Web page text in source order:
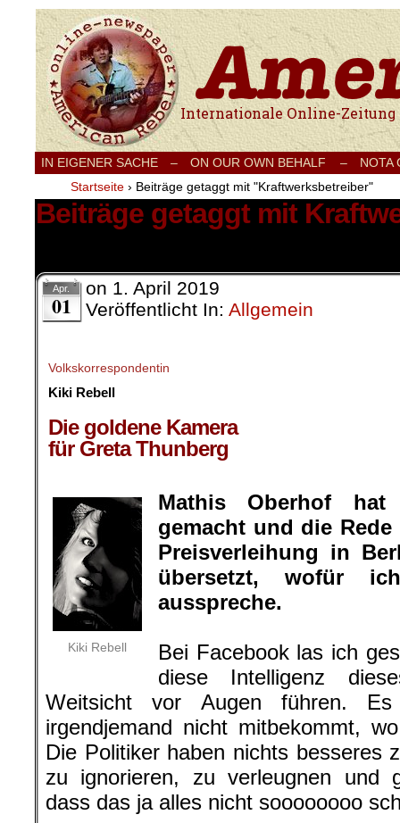
Internationale Onlinezeitung für Frieden,
IN EIGENER SACHE – ON OUR OWN BEHALF –
NOTA
Startseite › Beiträge getaggt mit "Kraftwerksbetreiber"
Beiträge getaggt mit
Apr.
01
on 1. April 2019
Veröffentlicht In: Allgemein
Volkskorrespondentin
Kiki Rebell
Die goldene Kamera
für Greta Thunberg
Kiki Rebell
Mathis Oberhof
gemacht und die
Preisverleihung in
übersetzt, wofür
ausspreche.
Bei Facebook las ich
diese Intelligenz
Weitsicht vor Augen führen.
irgendjemand nicht mitbekommt,
Die Politiker haben nichts besseres
zu ignorieren, zu verleugnen und
dass das ja alles nicht soooooooo